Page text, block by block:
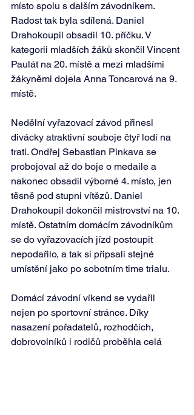
místo spolu s dalším závodníkem.
Radost tak byla sdílená. Daniel
Drahokoupil obsadil 10. příčku. V
kategorii mladších žáků skončil Vincent
Paulát na 20. místě a mezi mladšími
žákyněmi dojela Anna Toncarová na 9.
místě.
Nedělní vyřazovací závod přinesl
divácky atraktivní souboje čtyř lodí na
trati. Ondřej Sebastian Pinkava se
probojoval až do boje o medaile a
nakonec obsadil výborné 4. místo, jen
těsně pod stupni vítězů. Daniel
Drahokoupil dokončil mistrovství na 10.
místě. Ostatním domácím závodníkům
se do vyřazovacích jízd postoupit
nepodařilo, a tak si připsali stejné
umístění jako po sobotním time trialu.
Domácí závodní víkend se vydařil
nejen po sportovní stránce. Díky
nasazení pořadatelů, rozhodčích,
dobrovolníků i rodičů proběhla celá